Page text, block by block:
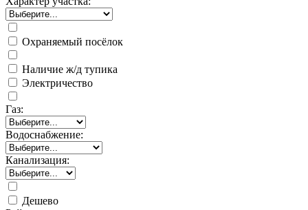
Охраняемый посёлок
Наличие ж/д тупика
Электричество
Газ:
Водоснабжение:
Канализация:
Дешево